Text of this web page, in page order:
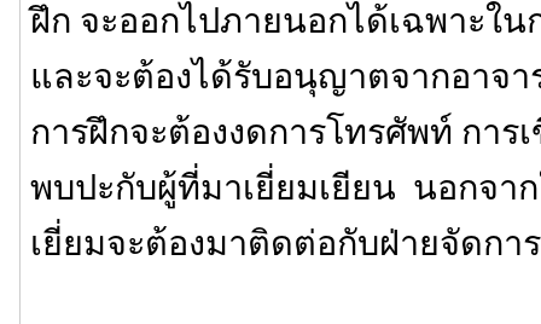
ฝึก จะออกไปภายนอกได้เฉพาะใ
และจะต้องได้รับอนุญาตจากอาจ
การฝึกจะต้องงดการโทรศัพท์ การ
พบปะกับผู้ที่มาเยี่ยมเยียน นอกจา
เยี่ยมจะต้องมาติดต่อกับฝ่ายจัดการ